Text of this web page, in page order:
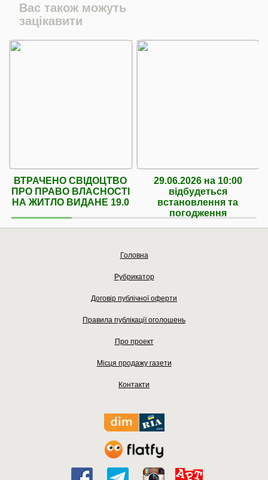
Вас також можуть
зацікавити
ВТРАЧЕНО СВІДОЦТВО
ПРО ПРАВО ВЛАСНОСТІ
НА ЖИТЛО ВИДАНЕ 19.0
29.06.2026 на 10:00
відбудеться
встановлення та
погодження
Головна
Рубрикатор
Договір публічної оферти
Правила публікації оголошень
Про проект
Місця продажу газети
Контакти